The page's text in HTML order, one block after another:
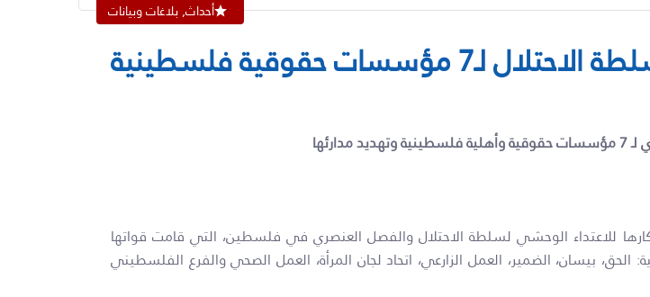
أحداث, بلاغات وبيانات
لـ7مؤسسات حقوقية وأهلية فلسطينية وتهديد مدارئها
للاعتداء الوحشي لسلطة الاحتلال والفصل العنصري في فلسطين، التي قامت قواتها
حقوقية وأهلية فلسطينية: الحق، بيسان، الضمير، العمل الزارعي، اتحاد لجان المرأة، العمل الصحي والفرع الفلسطيني